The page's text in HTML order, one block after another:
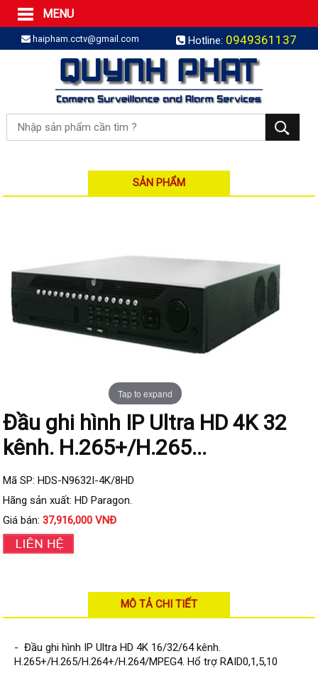
MENU
Trang Chủ
Sản phẩm
SẢN PHẨM TRỌN GÓI
LẮP BÁO TRỘM TRỌN GÓI
LẮP CAMERA TRỌN GÓI
Camera IP
Camera IP KBVISION
Camera IP HIKVISION
Camera IP Visionhitech
Đầu ghi IP | NVR
Đầu ghi IP HIKVISION
Đầu ghi IP KBVISION
Đầu ghi IP Visionhitech
Camera Analog
Camera HIKVISION
Camera Visionhitech
Camera KBVISION
Camera HDParagon
Đầu ghi HDParagon
Đầu ghi HIKVISION
Đầu ghi Visionhitech
haipham.cctv@gmail.com Hotline: 0949361137
SẢN PHẨM
Tap to expand
Đầu ghi hình IP Ultra HD 4K 32
kênh. H.265+/H.265...
Mã SP: HDS-N9632I-4K/8HD
Hãng sản xuất: HD Paragon.
Giá bán:37,916,000 VNĐ
MÔ TẢ CHI TIẾT
- Đầu ghi hình IP Ultra HD 4K 16/32/64 kênh.
H.265+/H.265/H.264+/H.264/MPEG4. Hổ trợ RAID0,1,5,10